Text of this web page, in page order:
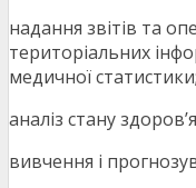
надання звітів та
територіальних
медичної статистики;
аналіз стану
вивчення і